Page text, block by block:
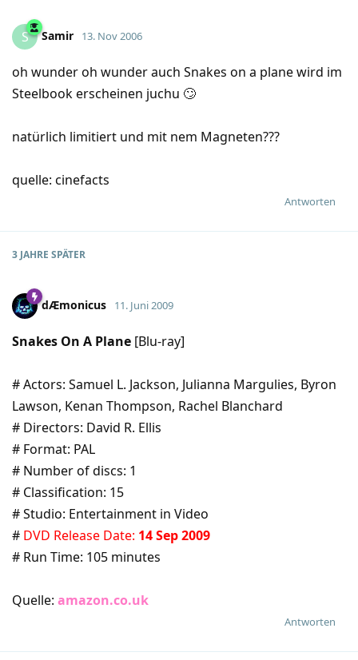
S Samir 13. Nov 2006
oh wunder oh wunder auch Snakes on a plane wird im
Steelbook erscheinen juchu 🙄
natürlich limitiert und mit nem Magneten???
quelle: cinefacts
Antworten
3 JAHRE SPÄTER
dÆmonicus 11. Juni 2009
Snakes On A Plane [Blu-ray]
# Actors: Samuel L. Jackson, Julianna Margulies, Byron
Lawson, Kenan Thompson, Rachel Blanchard
# Directors: David R. Ellis
# Format: PAL
# Number of discs: 1
# Classification: 15
# Studio: Entertainment in Video
# DVD Release Date: 14 Sep 2009
# Run Time: 105 minutes
Quelle: amazon.co.uk
Antworten